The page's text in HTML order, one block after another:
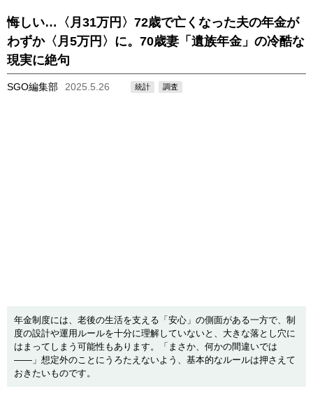
悔しい…〈月31万円〉72歳で亡くなった夫の年金が
わずか〈月5万円〉に。70歳妻「遺族年金」の冷酷な
現実に絶句
SGO編集部 2025.5.26 統計 調査
年金制度には、老後の生活を支える「安心」の側面がある一方で、制
度の設計や運用ルールを十分に理解していないと、大きな落とし穴に
はまってしまう可能性もあります。「まさか、何かの間違いでは
――」想定外のことにうろたえないよう、基本的なルールは押さえて
おきたいものです。